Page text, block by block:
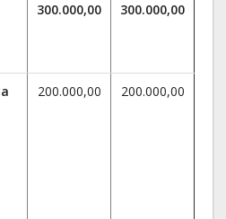
300.000,00 300.000,00
200.000,00 200.000,00